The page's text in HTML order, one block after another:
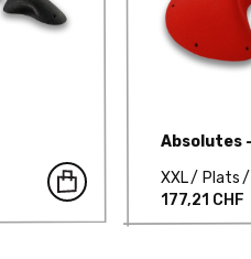
Absolutes -
XXL
Plats
177,21 CHF